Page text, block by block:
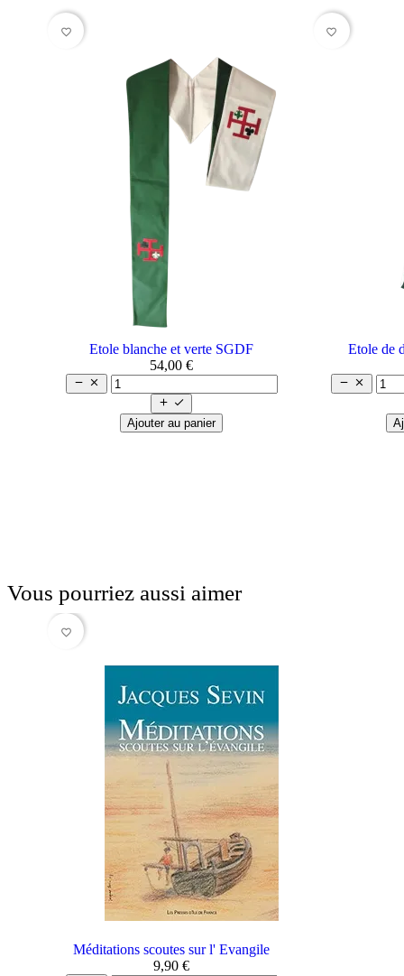
favorite_border
Etole blanche et verte SGDF
54,00 €




Ajouter au panier
favorite_border
Etole de
 
Vous pourriez aussi aimer
favorite_border
Méditations scoutes sur l' Evangile
9,90 €